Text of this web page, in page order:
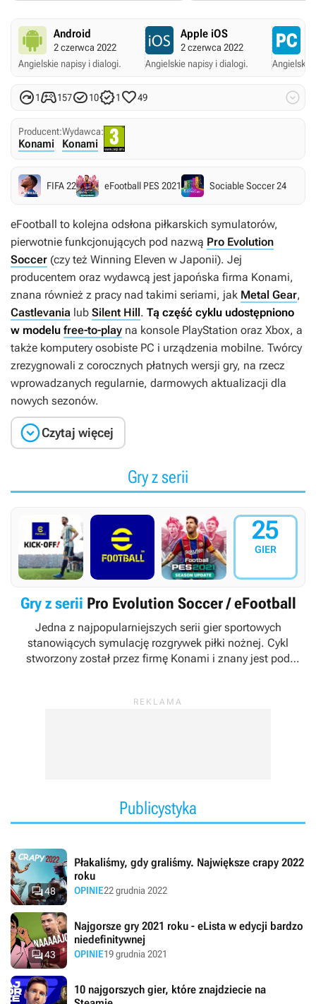
Android
2 czerwca 2022
Angielskie napisy i dialogi.
Apple iOS
2 czerwca 2022
Angielskie napisy i dialogi.
Angielskie
1157101 49 
Producent:
Konami
Wydawca:
Konami
FIFA 22 eFootball PES 2021 Sociable Soccer 24
eFootball to kolejna odsłona piłkarskich symulatorów,
pierwotnie funkcjonujących pod nazwą Pro Evolution
Soccer (czy też Winning Eleven w Japonii). Jej
producentem oraz wydawcą jest japońska firma Konami,
znana również z pracy nad takimi seriami, jak Metal Gear,
Castlevania lub Silent Hill. Tą część cyklu udostępniono
w modelu free-to-play na konsole PlayStation oraz Xbox, a
także komputery osobiste PC i urządzenia mobilne. Twórcy
zrezygnowali z corocznych płatnych wersji gry, na rzecz
wprowadzanych regularnie, darmowych aktualizacji dla
nowych sezonów.
Czytaj więcej
Gry z serii
25
GIER
Gry z serii Pro Evolution Soccer / eFootball
Jedna z najpopularniejszych serii gier sportowych
stanowiących symulację rozgrywek piłki nożnej. Cykl
stworzony został przez firmę Konami i znany jest pod
Południowa).
Publicystyka
48
Płakaliśmy, gdy graliśmy. Największe crapy 2022
roku
OPINIE22 grudnia 2022
43
Najgorsze gry 2021 roku - eLista w edycji bardzo
niedefinitywnej
OPINIE19 grudnia 2021
10 najgorszych gier, które znajdziecie na